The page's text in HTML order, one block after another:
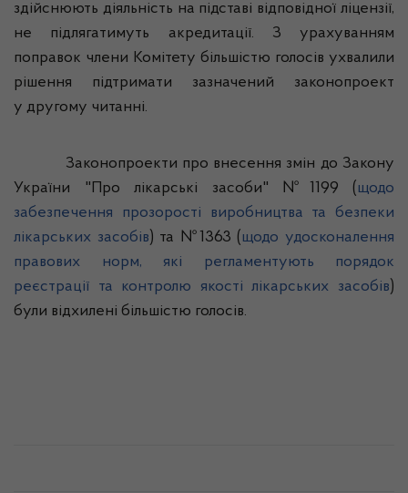
здійснюють діяльність на підставі відповідної ліцензії,
не підлягатимуть акредитації. З урахуванням
поправок члени Комітету більшістю голосів ухвалили
рішення підтримати зазначений законопроект
у другому читанні.
Законопроекти про внесення змін до Закону
України "Про лікарські засоби" №1199 ( щодо
забезпечення прозорості виробництва та безпеки
лікарських засобів) та №1363 ( щодо удосконалення
правових норм, які регламентують порядок
реєстрації та контролю якості лікарських засобів)
були відхилені більшістю голосів.